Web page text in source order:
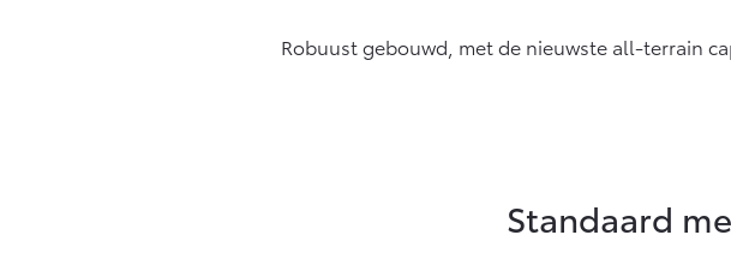
Proace Max (excl. BTW)
Hilux (excl. BTW)
Robuust gebouwd, met de nieuwste all-terrain
Standaard